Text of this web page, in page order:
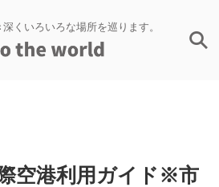
くいろいろな場所を巡ります。
空港利用ガイド※市